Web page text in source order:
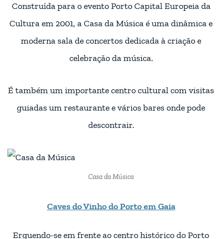
Construída para o evento Porto Capital Europeia da
Cultura em 2001, a Casa da Música é uma dinâmica e
moderna sala de concertos dedicada à criação e
celebração da música.
É também um importante centro cultural com visitas
guiadas um restaurante e vários bares onde pode
descontrair.
Casa da Música
Caves do Vinho do Porto em Gaia
Erguendo-se em frente ao centro histórico do Porto